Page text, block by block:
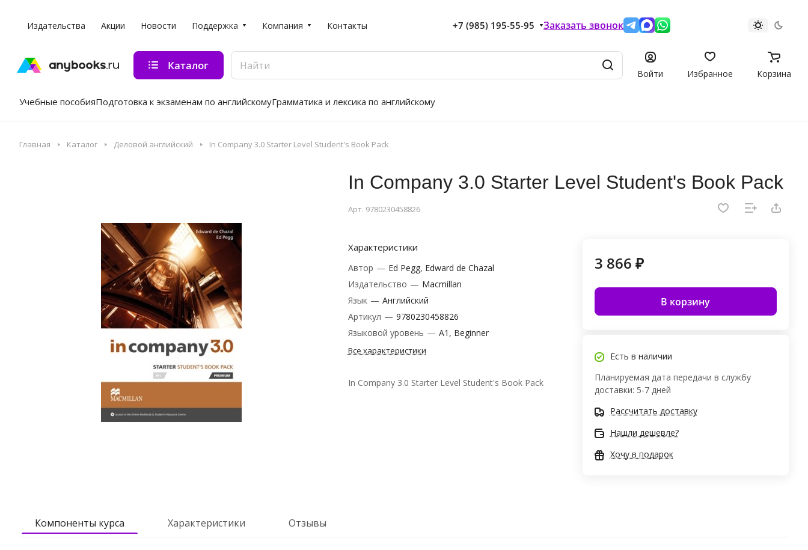
Издательства Акции Новости Поддержка Компания Контакты +7 (985) 195-55-95 Заказать звонок
Каталог
Войти Избранное Корзина
Учебные пособияПодготовка к экзаменам по английскомуГрамматика и лексика по английскому
Главная Каталог Деловой английский In Company 3.0 Starter Level Student's Book Pack
In Company 3.0 Starter Level Student's Book Pack
Арт. 9780230458826
Характеристики
Автор — Ed Pegg, Edward de Chazal
Издательство — Macmillan
Язык — Английский
Артикул — 9780230458826
Языковой уровень — A1, Beginner
Все характеристики
In Company 3.0 Starter Level Student's Book Pack
3 866 ₽
В корзину
Есть в наличии
Планируемая дата передачи в службу
доставки: 5-7 дней
Рассчитать доставку
Нашли дешевле?
Хочу в подарок
Компоненты курса Характеристики Отзывы